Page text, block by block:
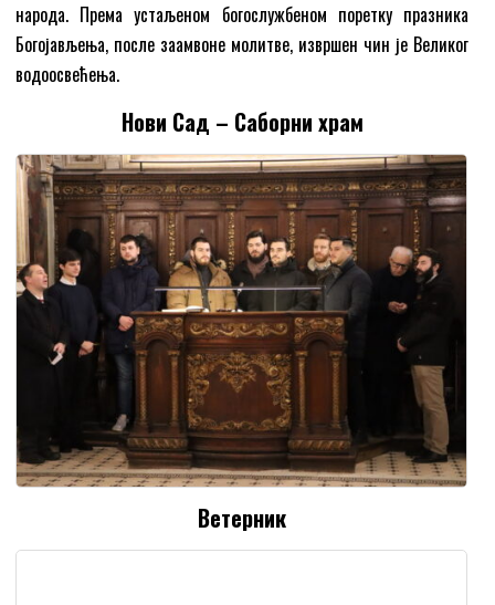
народа. Према устаљеном богослужбеном поретку празника
Богојављења, после заамвоне молитве, извршен чин је Великог
водоосвећења.
Нови Сад – Саборни храм
Ветерник